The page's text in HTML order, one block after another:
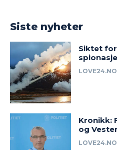
Siste nyheter
Siktet
LOVE24.NO
Kronikk:
og
LOVE24.NO